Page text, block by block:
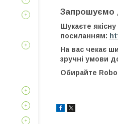
Запрошуємо
Шукаєте
посиланням:
На вас чекає
зручні умови
Обирайте